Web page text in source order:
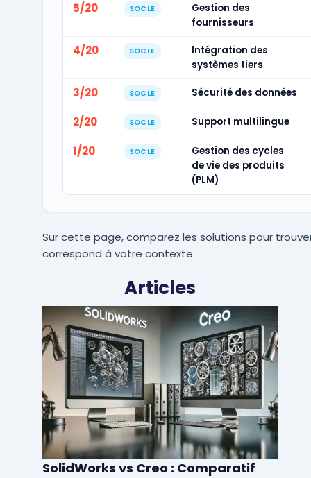
5/20 SOCLE
Gestion des
fournisseurs
4/20 SOCLE
Intégration des
systèmes tiers
3/20 SOCLE Sécurité des données
2/20 SOCLE Support multilingue
1/20 SOCLE
Gestion des cycles
de vie des produits
(PLM)
Sur cette page, comparez les solutions pour
correspond à votre contexte.
Articles
SolidWorks vs Creo : Comparatif